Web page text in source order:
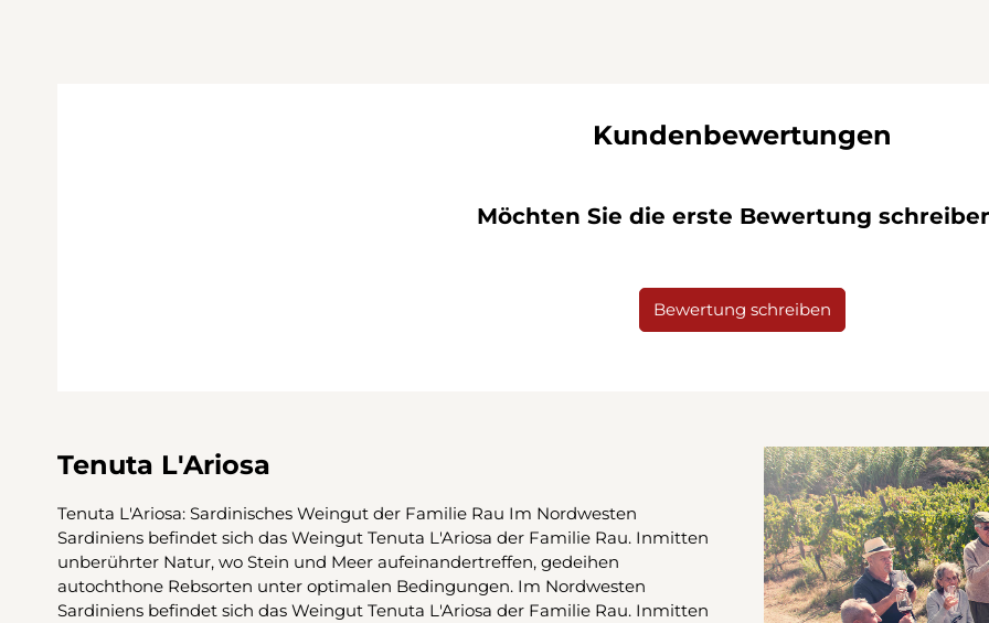
Kundenbewertungen
Möchten Sie die erste Bewertung
Bewertung schreiben
Tenuta L'Ariosa
Tenuta L'Ariosa: Sardinisches Weingut der Familie Rau Im Nordwesten
Sardiniens befindet sich das Weingut Tenuta L'Ariosa der Familie Rau. Inmitten
unberührter Natur, wo Stein und Meer aufeinandertreffen, gedeihen
autochthone Rebsorten unter optimalen Bedingungen. Im Nordwesten
Sardiniens befindet sich das Weingut Tenuta L'Ariosa der Familie Rau. Inmitten